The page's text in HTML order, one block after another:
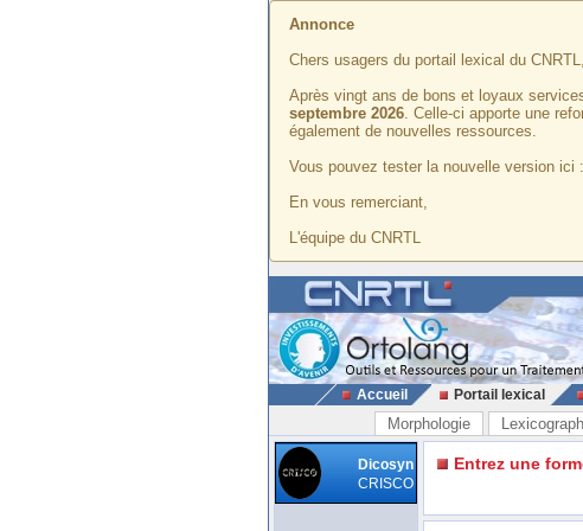
Annonce
Chers usagers du portail lexical du CNRTL,
Après vingt ans de bons et loyaux
septembre 2026. Celle-ci apporte une
également de nouvelles ressources.
Vous pouvez tester la nouvelle version ici :
En vous remerciant,
L'équipe du CNRTL
Accueil Portail lexical
Morphologie
Dicosyn
CRISCO
Entrez une